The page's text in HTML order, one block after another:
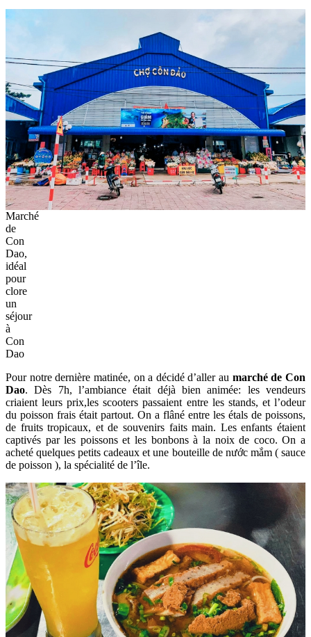
Marché
de
Con
Dao,
idéal
pour
clore
un
séjour
à
Con
Dao
Pour notre dernière matinée, on a décidé d’aller au marché de Con
Dao. Dès 7h, l’ambiance était déjà bien animée: les vendeurs
criaient leurs prix,les scooters passaient entre les stands, et l’odeur
du poisson frais était partout. On a flâné entre les étals de poissons,
de fruits tropicaux, et de souvenirs faits main. Les enfants étaient
captivés par les poissons et les bonbons à la noix de coco. On a
acheté quelques petits cadeaux et une bouteille de nước mắm ( sauce
de poisson ), la spécialité de l’île.